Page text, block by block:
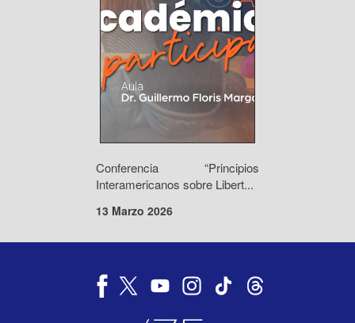
Conferencia “Principios
Interamericanos sobre Libert...
13 Marzo 2026